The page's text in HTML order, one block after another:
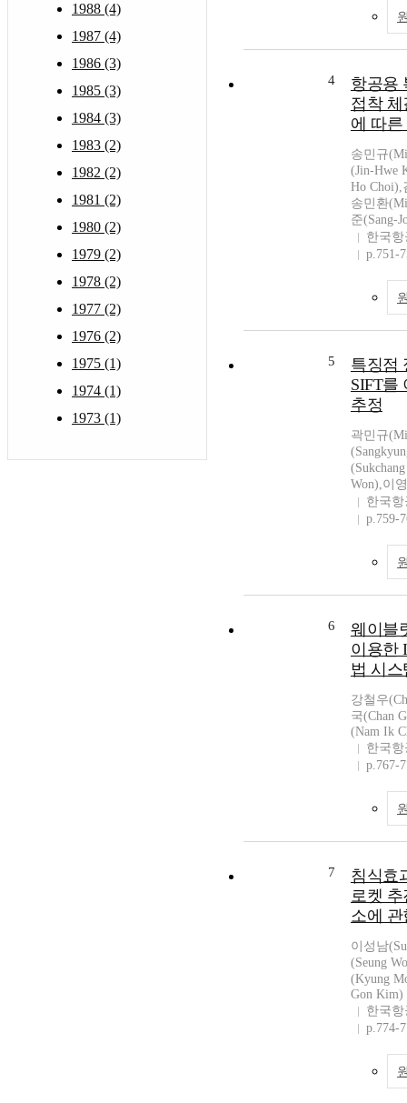
1988 (4)
1987 (4)
1986 (3)
1985 (3)
1984 (3)
1983 (2)
1982 (2)
1981 (2)
1980 (2)
1979 (2)
1978 (2)
1977 (2)
1976 (2)
1975 (1)
1974 (1)
1973 (1)
4
항공용
접착
에 따른
송민규
(Jin-Hwe
Ho Choi),
송민환
준(Sang-
한국
p.751-
5
특징점
SIFT를
추정
곽민규
Won),이
한국
p.759-
6
웨이블
이용한
법 시
강철우
국(Chan
(Nam Ik
한국
p.767-
7
침식효
로켓
소에
이성남
(Seung
(Kyung
Gon Kim)
한국
p.774-